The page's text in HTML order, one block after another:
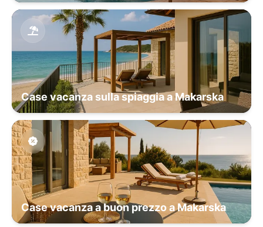
Case vacanza sulla spiaggia a Makarska
Case vacanza a buon prezzo a Makarska